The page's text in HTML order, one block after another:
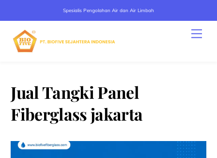
Spesialis Pengolahan Air dan Air Limbah
content
Jual Tangki Panel
Fiberglass jakarta